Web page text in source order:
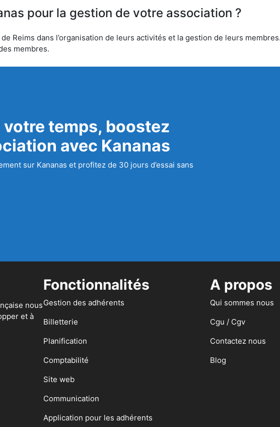
pour la gestion de votre association ?
Reims dans l’organisation de leurs activités et la gestion de leurs
membres.
temps, boostez
avec Kananas
sur Kananas et profitez de 30 jours d’essai sans
nous
et à
Fonctionnalités
Gestion des adhérents
Billetterie
Planification
Comptabilité
Site web
Communication
Application pour les adhérents
A propos
Qui sommes nous
Cgu / Cgv
Contactez nous
Blog